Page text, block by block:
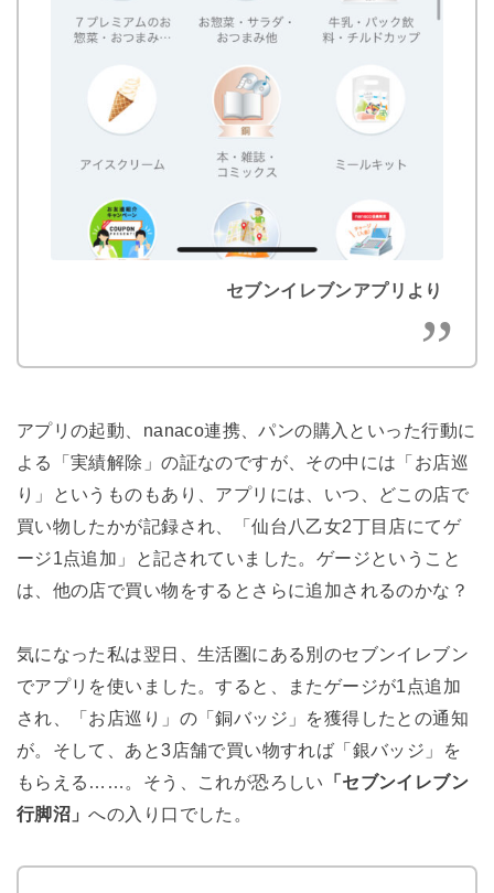
セブンイレブンアプリより
アプリの起動、nanaco連携、パンの購入といった行動に
よる「実績解除」の証なのですが、その中には「お店巡
り」というものもあり、アプリには、いつ、どこの店で
買い物したかが記録され、「仙台八乙女2丁目店にてゲ
ージ1点追加」と記されていました。ゲージということ
は、他の店で買い物をするとさらに追加されるのかな？
気になった私は翌日、生活圏にある別のセブンイレブン
でアプリを使いました。すると、またゲージが1点追加
され、「お店巡り」の「銅バッジ」を獲得したとの通知
が。そして、あと3店舗で買い物すれば「銀バッジ」を
もらえる……。そう、これが恐ろしい
「セブンイレブン
行脚沼」への入り口でした。